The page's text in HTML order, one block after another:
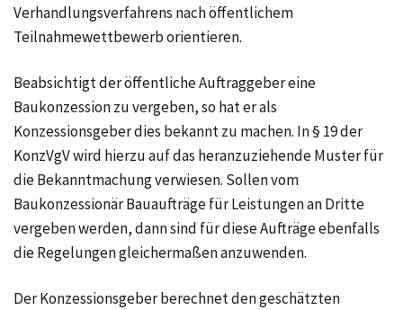
Verhandlungsverfahrens nach öffentlichem
Teilnahmewettbewerb orientieren.
Beabsichtigt der öffentliche Auftraggeber eine
Baukonzession zu vergeben, so hat er als
Konzessionsgeber dies bekannt zu machen. In § 19 der
KonzVgV wird hierzu auf das heranzuziehende Muster für
die Bekanntmachung verwiesen. Sollen vom
Baukonzessionär Bauaufträge für Leistungen an Dritte
vergeben werden, dann sind für diese Aufträge ebenfalls
die Regelungen gleichermaßen anzuwenden.
Der Konzessionsgeber berechnet den geschätzten